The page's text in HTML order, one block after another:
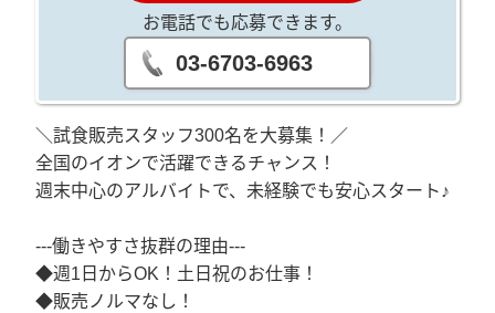
お電話でも応募できます。
03-6703-6963
＼試食販売スタッフ300名を大募集！／
全国のイオンで活躍できるチャンス！
週末中心のアルバイトで、未経験でも安心スタート♪
---働きやすさ抜群の理由---
◆週1日からOK！土日祝のお仕事！
◆販売ノルマなし！